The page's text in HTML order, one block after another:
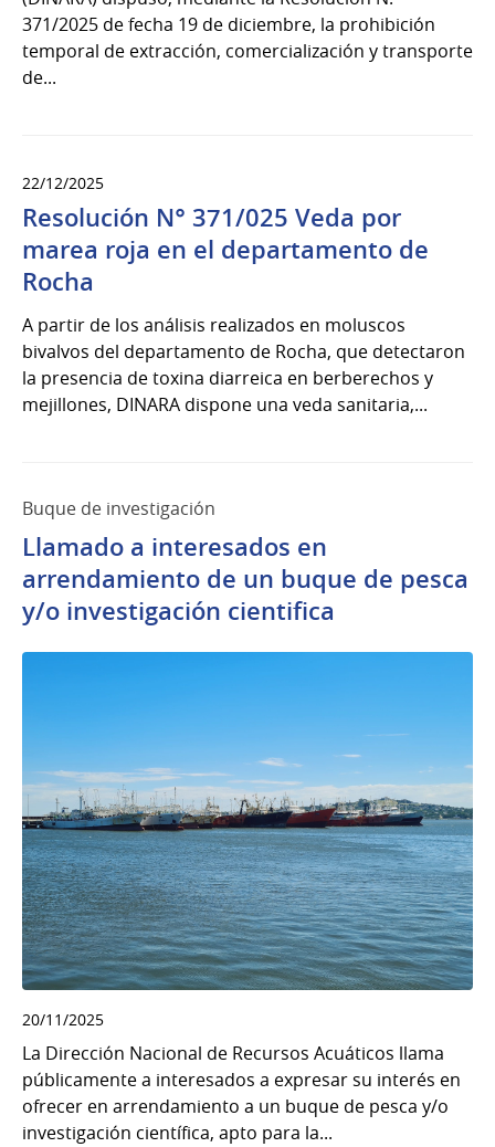
371/2025 de fecha 19 de diciembre, la prohibición
temporal de extracción, comercialización y transporte
de...
22/12/2025
Resolución N° 371/025 Veda por
marea roja en el departamento de
Rocha
A partir de los análisis realizados en moluscos
bivalvos del departamento de Rocha, que detectaron
la presencia de toxina diarreica en berberechos y
mejillones, DINARA dispone una veda sanitaria,...
Buque de investigación
Llamado a interesados en
arrendamiento de un buque de pesca
y/o investigación cientifica
20/11/2025
La Dirección Nacional de Recursos Acuáticos llama
públicamente a interesados a expresar su interés en
ofrecer en arrendamiento a un buque de pesca y/o
investigación científica, apto para la...